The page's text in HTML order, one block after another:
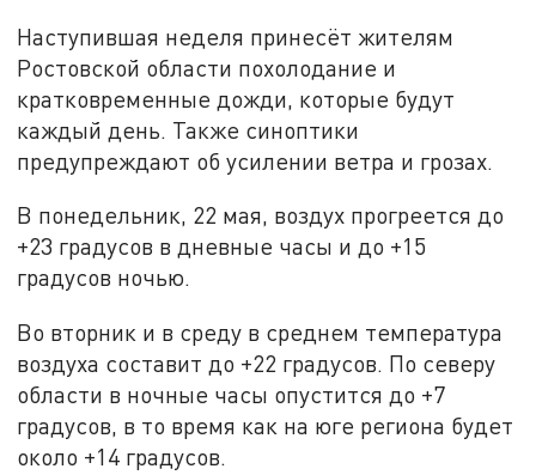
Наступившая неделя принесёт жителям
Ростовской области похолодание и
кратковременные дожди, которые будут
каждый день. Также синоптики
предупреждают об усилении ветра и грозах.
В понедельник, 22 мая, воздух прогреется до
+23 градусов в дневные часы и до +15
градусов ночью.
Во вторник и в среду в среднем температура
воздуха составит до +22 градусов. По северу
области в ночные часы опустится до +7
градусов, в то время как на юге региона будет
около +14 градусов.